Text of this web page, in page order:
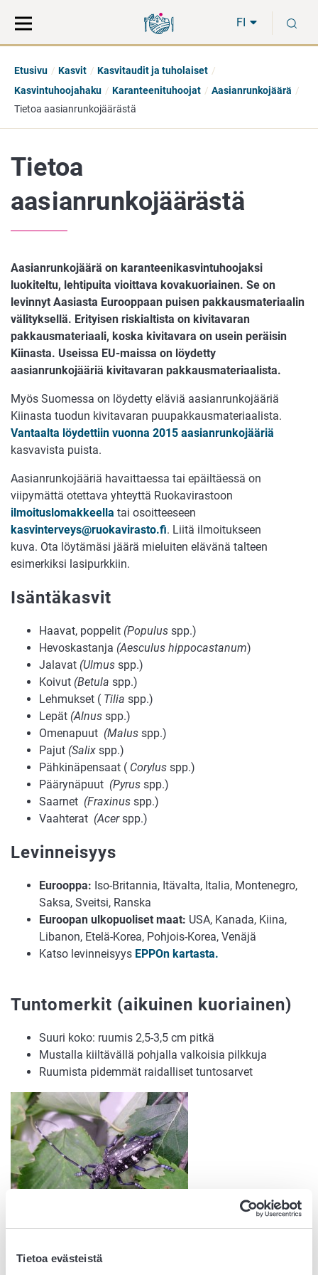
Tietoa evästeistä
suoraan
sisältöön
koko
sivuston
FI
Etusivu Kasvit
Kasvitaudit ja tuholaiset
Kasvintuhoojahaku
Karanteenituhoojat
Aasianrunkojäärä
Tietoa aasianrunkojäärästä
Tietoa
aasianrunkojäärästä
Aasianrunkojäärä on karanteenikasvintuhoojaksi
luokiteltu, lehtipuita vioittava kovakuoriainen. Se on
levinnyt Aasiasta Eurooppaan puisen pakkausmateriaalin
välityksellä. Erityisen riskialtista on kivitavaran
pakkausmateriaali, koska kivitavara on usein peräisin
Kiinasta. Useissa EU-maissa on löydetty
aasianrunkojääriä kivitavaran pakkausmateriaalista.
Myös Suomessa on löydetty eläviä aasianrunkojääriä
Kiinasta tuodun kivitavaran puupakkausmateriaalista.
Vantaalta löydettiin vuonna 2015 aasianrunkojääriä
kasvavista puista.
Aasianrunkojääriä havaittaessa tai epäiltäessä on
viipymättä otettava yhteyttä Ruokavirastoon
ilmoituslomakkeella tai osoitteeseen
kasvinterveys@ruokavirasto.fi. Liitä ilmoitukseen
kuva. Ota löytämäsi jäärä mieluiten elävänä talteen
esimerkiksi lasipurkkiin.
Isäntäkasvit
Haavat, poppelit (Populus spp.)
Hevoskastanja (Aesculus hippocastanum)
Jalavat (Ulmus spp.)
Koivut (Betula spp.)
Lehmukset ( Tilia spp.)
Lepät (Alnus spp.)
Omenapuut (Malus spp.)
Pajut (Salix spp.)
Pähkinäpensaat ( Corylus spp.)
Päärynäpuut (Pyrus spp.)
Saarnet (Fraxinus spp.)
Vaahterat (Acerspp.)
Levinneisyys
Eurooppa: Iso-Britannia, Itävalta, Italia, Montenegro,
Saksa, Sveitsi, Ranska
Euroopan ulkopuoliset maat: USA, Kanada, Kiina,
Libanon, Etelä-Korea, Pohjois-Korea, Venäjä
Katso levinneisyys EPPOn kartasta.
Tuntomerkit (aikuinen kuoriainen)
Suuri koko: ruumis 2,5-3,5 cm pitkä
Mustalla kiiltävällä pohjalla valkoisia pilkkuja
Ruumista pidemmät raidalliset tuntosarvet